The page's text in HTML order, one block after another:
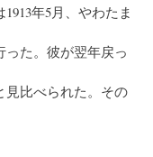
年5月、やわたま
た。彼が翌年戻っ
見比べられた。その